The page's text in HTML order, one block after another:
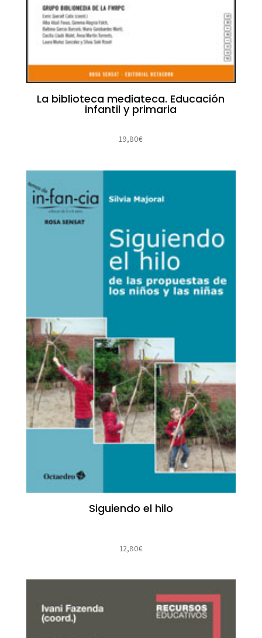
La biblioteca mediateca. Educación
infantil y primaria
19,80€
Siguiendo el hilo
12,80€